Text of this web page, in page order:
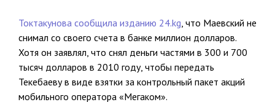
Токтакунова сообщила изданию 24.kg , что Маевский не
снимал со своего счета в банке миллион долларов.
Хотя он заявлял, что снял деньги частями в 300 и 700
тысяч долларов в 2010 году, чтобы передать
Текебаеву в виде взятки за контрольный пакет акций
мобильного оператора «Мегаком».